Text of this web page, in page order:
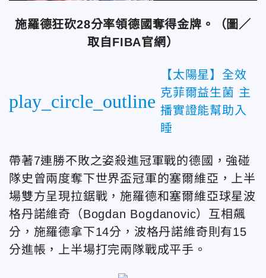
施羅德狂砍28分率領德國奪得金牌。（圖／
取自FIBA官網）
play_circle_outline
【太陽星】全效
克菲爾益生菌 主
播實證能幫助入
睡
帶著7連勝不敗之姿殺進冠軍戰的德國，強碰
隊史曾兩度奪下世界盃冠軍的塞爾維亞，上半
場雙方呈現拉鋸戰，施羅德和塞爾維亞球星波
格丹諾維奇（Bogdan Bogdanovic）互相飆
分，施羅德拿下14分，波格丹諾維奇則有15
分進帳，上半場打完兩隊戰成平手。